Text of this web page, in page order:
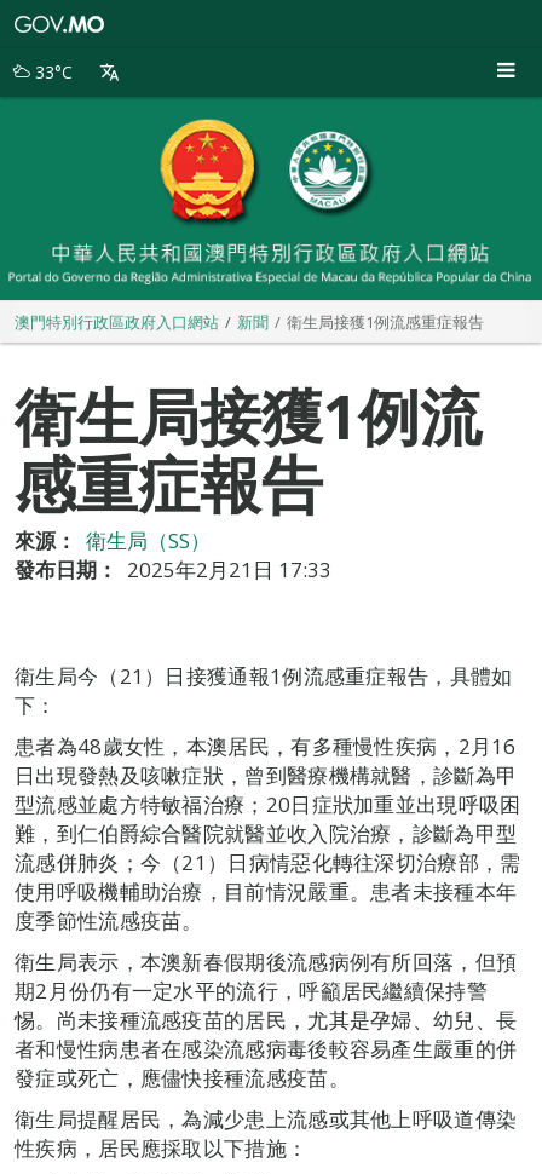
別
33°C
澳門特別行政區政府入口網站 新聞 衛生局接獲1例流感重症報告
衛生局接獲1例流
感重症報告
來源：
衛生局（SS）
發布日期：
2025年2月21日 17:33
衛生局今（21）日接獲通報1例流感重症報告，具體如
下：
患者為48歲女性，本澳居民，有多種慢性疾病，2月16
日出現發熱及咳嗽症狀，曾到醫療機構就醫，診斷為甲
型流感並處方特敏福治療；20日症狀加重並出現呼吸困
難，到仁伯爵綜合醫院就醫並收入院治療，診斷為甲型
流感併肺炎；今（21）日病情惡化轉往深切治療部，需
使用呼吸機輔助治療，目前情況嚴重。患者未接種本年
度季節性流感疫苗。
衛生局表示，本澳新春假期後流感病例有所回落，但預
期2月份仍有一定水平的流行，呼籲居民繼續保持警
惕。尚未接種流感疫苗的居民，尤其是孕婦、幼兒、長
者和慢性病患者在感染流感病毒後較容易產生嚴重的併
發症或死亡，應儘快接種流感疫苗。
衛生局提醒居民，為減少患上流感或其他上呼吸道傳染
性疾病，居民應採取以下措施：